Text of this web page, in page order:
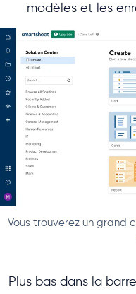
modèles et les
Vous trouverez un grand
Plus bas dans la